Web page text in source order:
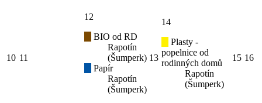
10 11
12
BIO od RD
Rapotín
(Šumperk)
Papír
Rapotín
(Šumperk)
13
14
Plasty -
popelnice od
rodinných domů
Rapotín
(Šumperk)
15 16